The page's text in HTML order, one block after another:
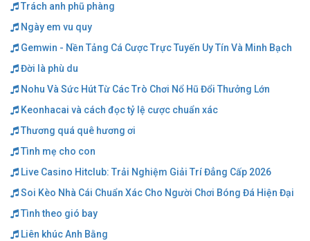
Trách anh phũ phàng
Ngày em vu quy
Gemwin - Nền Tảng Cá Cược Trực Tuyến Uy Tín Và Minh Bạch
Đời là phù du
Nohu Và Sức Hút Từ Các Trò Chơi Nổ Hũ Đổi Thưởng Lớn
Keonhacai và cách đọc tỷ lệ cược chuẩn xác
Thương quá quê hương ơi
Tình mẹ cho con
Live Casino Hitclub: Trải Nghiệm Giải Trí Đẳng Cấp 2026
Soi Kèo Nhà Cái Chuẩn Xác Cho Người Chơi Bóng Đá Hiện Đại
Tình theo gió bay
Liên khúc Anh Bằng